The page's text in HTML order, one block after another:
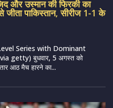
और उस्मान की फिरकी का
पाकिस्तान, सीरीज 1-1 के
Series with Dominant
getty) बुधवार, 5 अगस्त को
आठ मैच हारने का...